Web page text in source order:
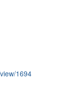
1694